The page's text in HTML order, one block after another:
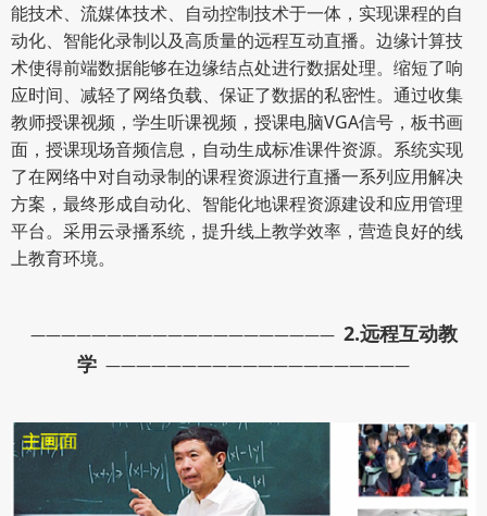
能技术、流媒体技术、自动控制技术于一体，实现课程的自
动化、智能化录制以及高质量的远程互动直播。边缘计算技
术使得前端数据能够在边缘结点处进行数据处理。缩短了响
应时间、减轻了网络负载、保证了数据的私密性。通过收集
教师授课视频，学生听课视频，授课电脑VGA信号，板书画
面，授课现场音频信息，自动生成标准课件资源。系统实现
了在网络中对自动录制的课程资源进行直播一系列应用解决
方案，最终形成自动化、智能化地课程资源建设和应用管理
平台。采用云录播系统，提升线上教学效率，营造良好的线
上教育环境。
———————————————————— 2.远程互动教
学 ————————————————————